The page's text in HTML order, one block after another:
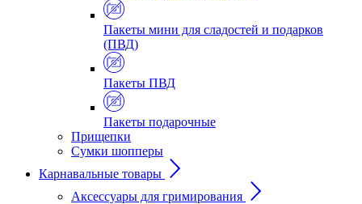
Пакеты мини для сладостей и подарков
(ПВД)
Пакеты ПВД
Пакеты подарочные
Прищепки
Сумки шопперы
Карнавальные товары
Аксессуары для гримирования